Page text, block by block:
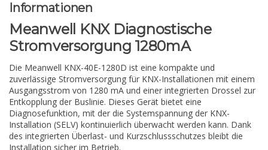
Informationen
Meanwell KNX Diagnostische
Stromversorgung 1280mA
Die Meanwell KNX-40E-1280D ist eine kompakte und
zuverlässige Stromversorgung für KNX-Installationen mit einem
Ausgangsstrom von 1280 mA und einer integrierten Drossel zur
Entkopplung der Buslinie. Dieses Gerät bietet eine
Diagnosefunktion, mit der die Systemspannung der KNX-
Installation (SELV) kontinuierlich überwacht werden kann. Dank
des integrierten Überlast- und Kurzschlussschutzes bleibt die
Installation sicher im Betrieb.